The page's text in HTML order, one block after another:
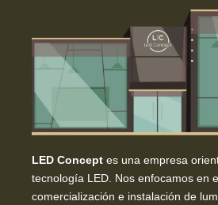
LED Concept es una empresa
tecnología LED. Nos enfocamos en
comercialización e instalación de